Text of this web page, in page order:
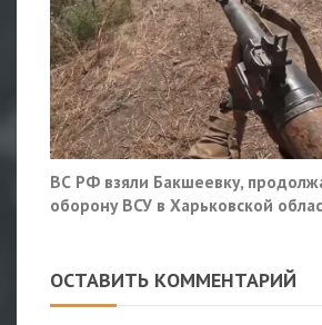
ВС РФ взяли Бакшеевку,
оборону ВСУ в Харьковской
ОСТАВИТЬ КОММЕНТАРИЙ